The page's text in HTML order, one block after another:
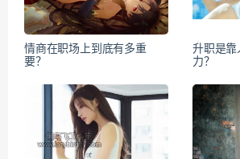
情商在职场上到底有多重
要？
升职是靠
力？